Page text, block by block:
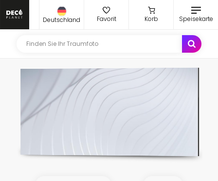
Deutschland Favorit Korb Speisekarte